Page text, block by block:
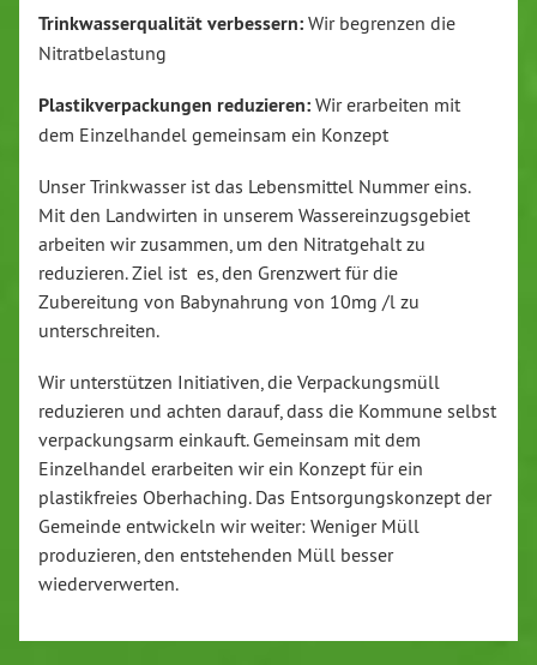
Trinkwasserqualität verbessern: Wir begrenzen die
Nitratbelastung
Plastikverpackungen reduzieren: Wir erarbeiten mit
dem Einzelhandel gemeinsam ein Konzept
Unser Trinkwasser ist das Lebensmittel Nummer eins.
Mit den Landwirten in unserem Wassereinzugsgebiet
arbeiten wir zusammen, um den Nitratgehalt zu
reduzieren. Ziel ist es, den Grenzwert für die
Zubereitung von Babynahrung von 10mg /l zu
unterschreiten.
Wir unterstützen Initiativen, die Verpackungsmüll
reduzieren und achten darauf, dass die Kommune selbst
verpackungsarm einkauft. Gemeinsam mit dem
Einzelhandel erarbeiten wir ein Konzept für ein
plastikfreies Oberhaching. Das Entsorgungskonzept der
Gemeinde entwickeln wir weiter: Weniger Müll
produzieren, den entstehenden Müll besser
wiederverwerten.